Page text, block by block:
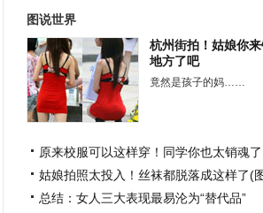
图说世界
杭州街拍！姑娘你
地方了吧
竟然是孩子的妈……
原来校服可以这样穿！同学你也太销魂了
姑娘拍照太投入！丝袜都脱落成这样了(
总结：女人三大表现最易沦为“替代品”